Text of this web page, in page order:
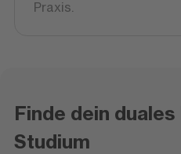
Praxis.
Finde dein
Studium